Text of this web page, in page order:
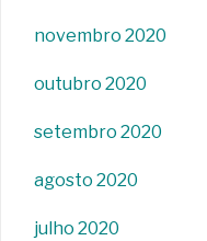
novembro 2020
outubro 2020
setembro 2020
agosto 2020
julho 2020